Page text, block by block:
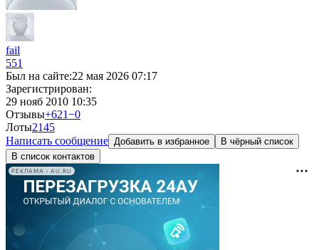
fail
551
Был на сайте:22 мая 2026 07:17
Зарегистрирован:
29 нояб 2010 10:35
Отзывы+621−0
Лоты2145
Написать сообщение Добавить в избранное
В чёрный список
В список контактов
РЕКЛАМА • AU.RU